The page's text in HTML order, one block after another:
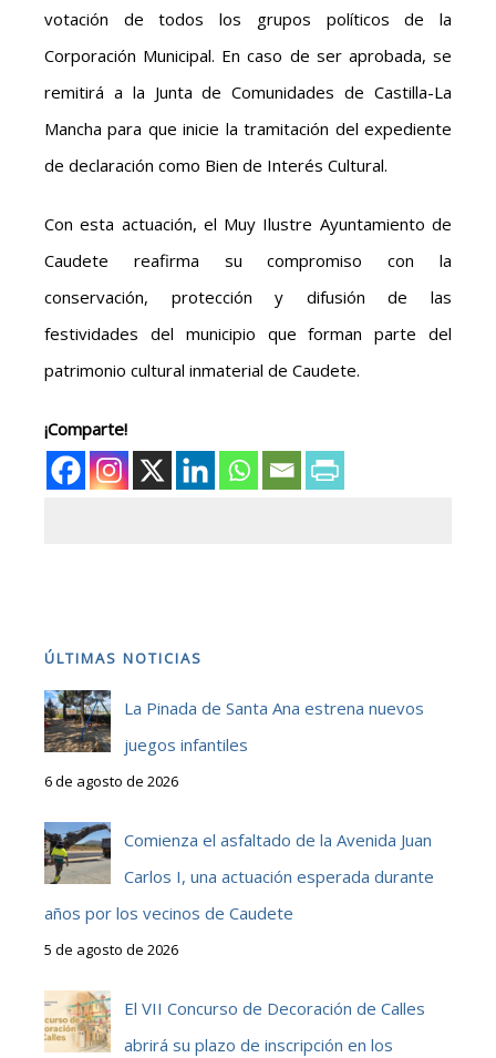
votación de todos los grupos políticos de la
Corporación Municipal. En caso de ser aprobada, se
remitirá a la Junta de Comunidades de Castilla-La
Mancha para que inicie la tramitación del expediente
de declaración como Bien de Interés Cultural.
Con esta actuación, el Muy Ilustre Ayuntamiento de
Caudete reafirma su compromiso con la
conservación, protección y difusión de las
festividades del municipio que forman parte del
patrimonio cultural inmaterial de Caudete.
¡Comparte!
ÚLTIMAS NOTICIAS
La Pinada de Santa Ana estrena nuevos
juegos infantiles
6 de agosto de 2026
Comienza el asfaltado de la Avenida Juan
Carlos I, una actuación esperada durante
años por los vecinos de Caudete
5 de agosto de 2026
El VII Concurso de Decoración de Calles
abrirá su plazo de inscripción en los